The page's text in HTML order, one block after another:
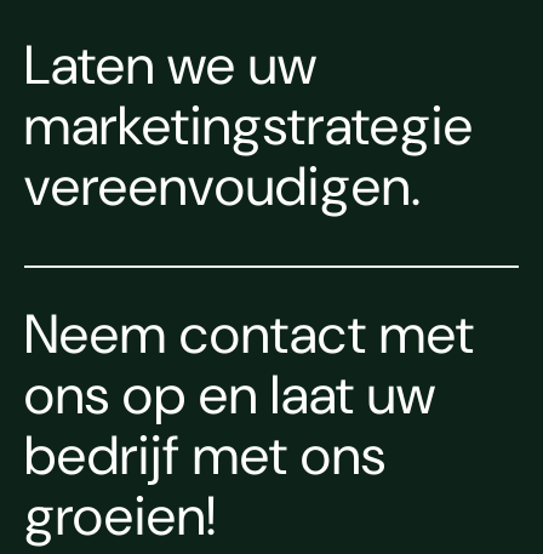
Laten we uw
marketingstrategie
vereenvoudigen.
Neem contact met
ons op en laat uw
bedrijf met ons
groeien!